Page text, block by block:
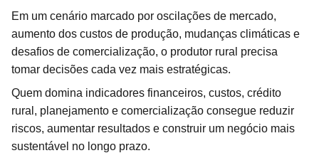
Em um cenário marcado por oscilações de mercado,
aumento dos custos de produção, mudanças climáticas e
desafios de comercialização, o produtor rural precisa
tomar decisões cada vez mais estratégicas.
Quem domina indicadores financeiros, custos, crédito
rural, planejamento e comercialização consegue reduzir
riscos, aumentar resultados e construir um negócio mais
sustentável no longo prazo.